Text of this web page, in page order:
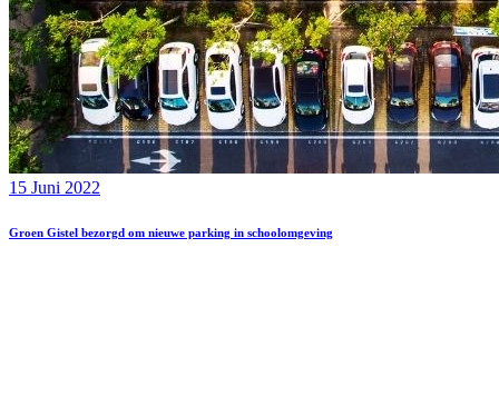
15 Juni 2022
Groen Gistel bezorgd om nieuwe parking in schoolomgeving